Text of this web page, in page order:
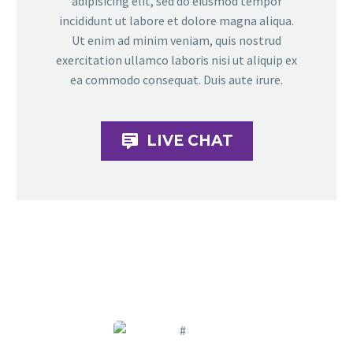
incididunt ut labore et dolore magna aliqua.
Ut enim ad minim veniam, quis nostrud
exercitation ullamco laboris nisi ut aliquip ex
ea commodo consequat. Duis aute irure.
 LIVE CHAT